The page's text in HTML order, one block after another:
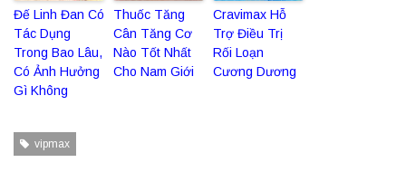
Đế Linh Đan Có
Tác Dụng
Trong Bao Lâu,
Có Ảnh Hưởng
Gì Không
Thuốc Tăng
Cân Tăng Cơ
Nào Tốt Nhất
Cho Nam Giới
Cravimax Hỗ
Trợ Điều Trị
Rối Loạn
Cương Dương
vipmax